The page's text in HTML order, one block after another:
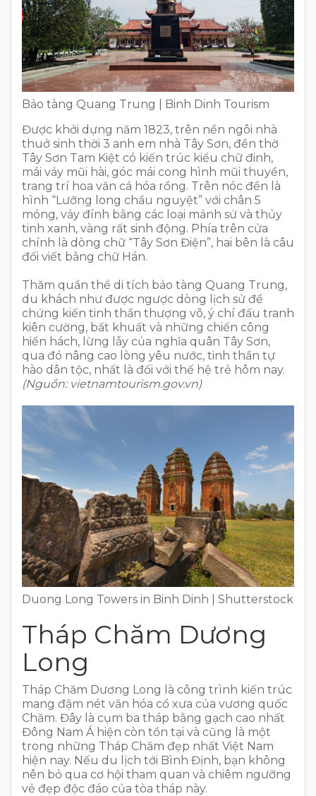
Bảo tàng Quang Trung | Binh Dinh Tourism
Được khởi dựng năm 1823, trên nền ngôi nhà
thuở sinh thời 3 anh em nhà Tây Sơn, đền thờ
Tây Sơn Tam Kiệt có kiến trúc kiểu chữ đinh,
mái vảy mũi hài, góc mái cong hình mũi thuyền,
trang trí hoa văn cá hóa rồng. Trên nóc đền là
hình “Lưỡng long chầu nguyệt” với chân 5
móng, vảy đính bằng các loại mảnh sứ và thủy
tinh xanh, vàng rất sinh động. Phía trên cửa
chính là dòng chữ “Tây Sơn Điện”, hai bên là câu
đối viết bằng chữ Hán.
Thăm quần thể di tích bảo tàng Quang Trung,
du khách như được ngược dòng lịch sử để
chứng kiến tinh thần thượng võ, ý chí đấu tranh
kiên cường, bất khuất và những chiến công
hiển hách, lừng lẫy của nghĩa quân Tây Sơn,
qua đó nâng cao lòng yêu nước, tinh thần tự
hào dân tộc, nhất là đối với thế hệ trẻ hôm nay.
(Nguồn: vietnamtourism.gov.vn)
Duong Long Towers in Binh Dinh | Shutterstock
Tháp Chăm Dương
Long
Tháp Chăm Dương Long là công trình kiến trúc
mang đậm nét văn hóa cổ xưa của vương quốc
Chăm. Đây là cụm ba tháp bằng gạch cao nhất
Đông Nam Á hiện còn tồn tại và cũng là một
trong những Tháp Chăm đẹp nhất Việt Nam
hiện nay. Nếu du lịch tới Bình Định, bạn không
nên bỏ qua cơ hội tham quan và chiêm ngưỡng
vẻ đẹp độc đáo của tòa tháp này.